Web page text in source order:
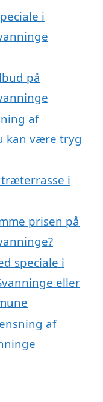
i
på
af
kan være tryg
i
prisen på
speciale i
eller
af